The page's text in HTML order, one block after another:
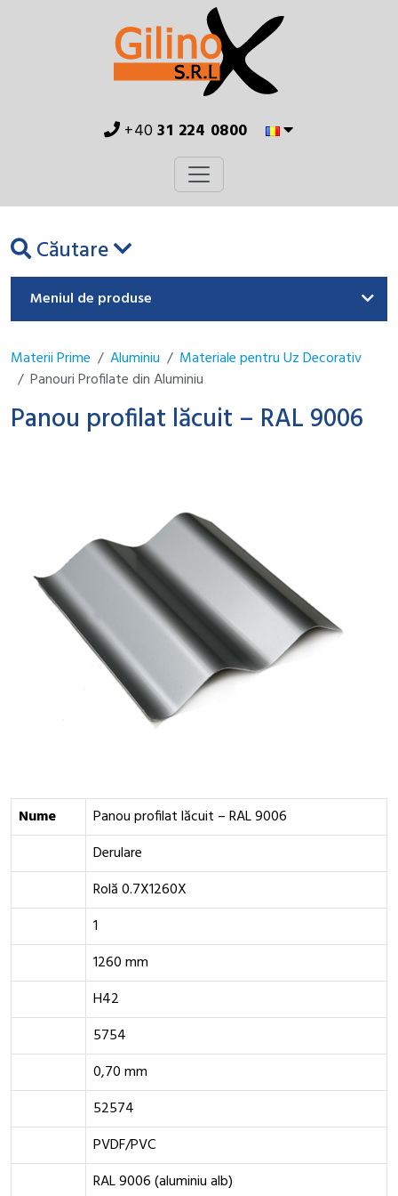
+4031 224 0800
Căutare
Meniul de produse
Materii Prime Aluminiu
Materiale pentru Uz Decorativ
Panouri Profilate din Aluminiu
Panou profilat lăcuit – RAL 9006
Nume
Panou profilat lăcuit – RAL 9006
Derulare
Rolă 0.7X1260X
1
1260 mm
H42
5754
0,70 mm
52574
PVDF/PVC
RAL 9006 (aluminiu alb)